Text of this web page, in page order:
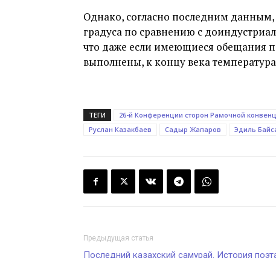
Однако, согласно последним данным,
градуса по сравнению с
что даже если имеющиеся обещания
выполнены, к концу века
ТЕГИ 26-й Конференции сторон Рамочной
Руслан Казакбаев
Садыр Жапаров Эдиль
Предыдущая статья
Последний казахский самурай. История